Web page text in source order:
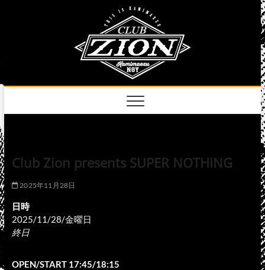
Club Zion presents SUPER NOTHING
2025年11月28日
日時
2025/11/28/金曜日
終日
OPEN/START 17:45/18:15